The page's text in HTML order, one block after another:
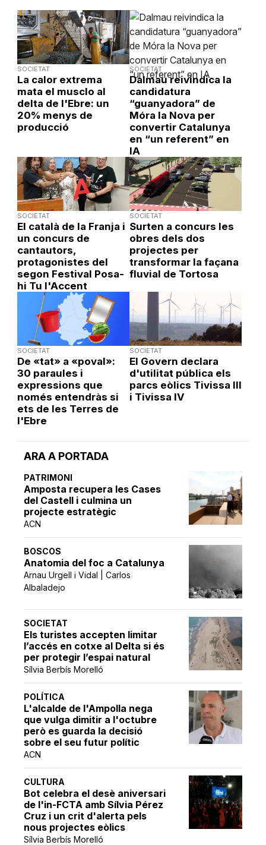
ARA A PORTADA
PATRIMONI
Amposta recupera les Cases
del Castell i culmina un
projecte estratègic
ACN
BOSCOS
Anatomia del foc a Catalunya
Arnau Urgell i Vidal | Carlos
Albaladejo
SOCIETAT
Els turistes accepten limitar
l’accés en cotxe al Delta si és
per protegir l’espai natural
Sílvia Berbís Morelló
POLÍTICA
L'alcalde de l'Ampolla nega
que vulga dimitir a l'octubre
però es guarda la decisió
sobre el seu futur polític
ACN
CULTURA
Bot celebra el desè aniversari
de l'in-FCTA amb Sílvia Pérez
Cruz i un crit d'alerta pels
nous projectes eòlics
Sílvia Berbís Morelló
SOCIETAT
La calor extrema
mata el musclo al
delta de l'Ebre: un
20% menys de
producció
SOCIETAT
Dalmau reivindica la
candidatura
“guanyadora” de
Móra la Nova per
convertir Catalunya
en “un referent” en
IA
SOCIETAT
El català de la Franja i
un concurs de
cantautors,
protagonistes del
segon Festival Posa-
hi Tu l'Accent
SOCIETAT
Surten a concurs les
obres dels dos
projectes per
transformar la façana
fluvial de Tortosa
SOCIETAT
De «tat» a «poval»:
30 paraules i
expressions que
només entendràs si
ets de les Terres de
l'Ebre
SOCIETAT
El Govern declara
d'utilitat pública els
parcs eòlics Tivissa III
i Tivissa IV